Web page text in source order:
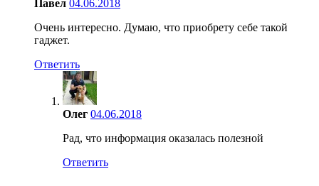
Павел 04.06.2018
Очень интересно. Думаю, что приобрету себе такой
гаджет.
Ответить
Олег 04.06.2018
Рад, что информация оказалась полезной
Ответить